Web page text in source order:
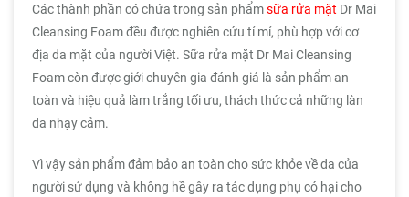
Các thành phần có chứa trong sản phẩmsữa rửa mặt Dr Mai
Cleansing Foam đều được nghiên cứu tỉ mỉ, phù hợp với cơ
địa da mặt của người Việt. Sữa rửa mặt Dr Mai Cleansing
Foam còn được giới chuyên gia đánh giá là sản phẩm an
toàn và hiệu quả làm trắng tối ưu, thách thức cả những làn
da nhạy cảm.
Vì vậy sản phẩm đảm bảo an toàn cho sức khỏe về da của
người sử dụng và không hề gây ra tác dụng phụ có hại cho